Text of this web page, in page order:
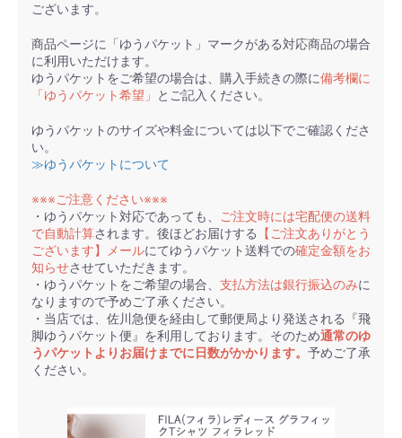
ございます。
商品ページに「ゆうパケット」マークがある対応商品の場合
に利用いただけます。
ゆうパケットをご希望の場合は、購入手続きの際に備考欄に
「ゆうパケット希望」
とご記入ください。
ゆうパケットのサイズや料金については以下でご確認くださ
い。
≫ゆうパケットについて
※※※ご注意ください※※※
・ゆうパケット対応であっても、
ご注文時には宅配便の送料
で自動計算されます。後ほどお届けする
【ご注文ありがとう
ございます】メールにてゆうパケット送料での確定金額をお
知らせさせていただきます。
・ゆうパケットをご希望の場合、 支払方法は銀行振込のみに
なりますので予めご了承ください。
・当店では、佐川急便を経由して郵便局より発送される『飛
脚ゆうパケット便』を利用しております。そのため通常のゆ
うパケットよりお届けまでに日数がかかります。 予めご了承
ください。